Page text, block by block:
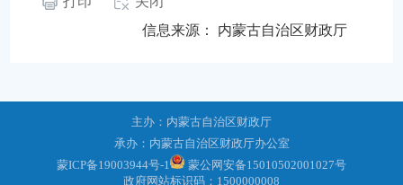
信息来源： 内蒙古自治区财政厅
主办：内蒙古自治区财政厅
承办：内蒙古自治区财政厅办公室
蒙ICP备19003944号-1
蒙公网安备15010502001027号
政府网站标识码：1500000008